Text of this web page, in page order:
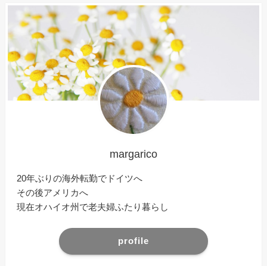
margarico
20年ぶりの海外転勤でドイツへ
その後アメリカへ
現在オハイオ州で老夫婦ふたり暮らし
profile